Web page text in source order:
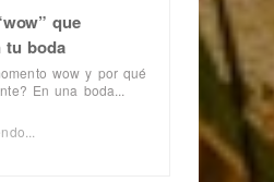
que
tu boda
wow y por qué
En una boda...